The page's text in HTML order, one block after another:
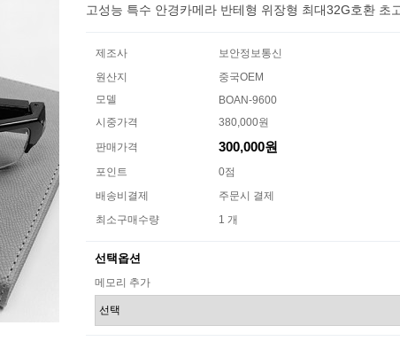
고성능 특수 안경카메라 반테형 위장형 최대32G호환 초
제조사
보안정보통신
원산지
중국OEM
모델
BOAN-9600
시중가격
380,000원
판매가격
300,000원
포인트
0점
배송비결제
주문시 결제
최소구매수량
1 개
선택옵션
메모리 추가